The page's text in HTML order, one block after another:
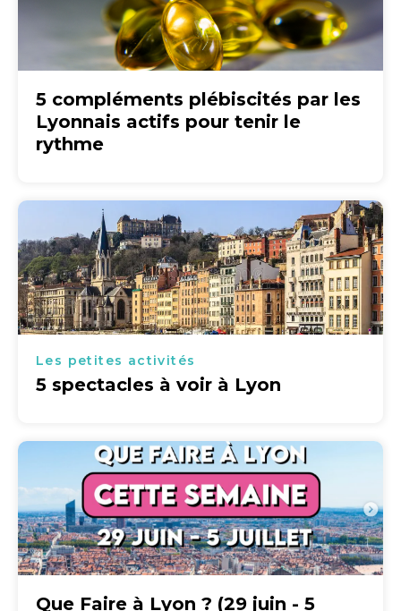
5 compléments plébiscités par les
Lyonnais actifs pour tenir le
rythme
Les petites activités
5 spectacles à voir à Lyon
Que Faire à Lyon ? (29 juin - 5